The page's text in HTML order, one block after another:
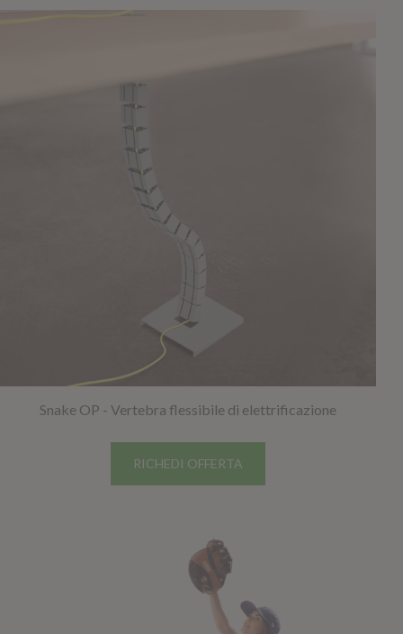
Snake OP - Vertebra flessibile di elettrificazione
RICHEDI OFFERTA